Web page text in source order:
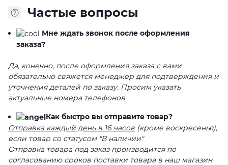
Частые вопросы
Мне ждать звонок после оформления
заказа?
Да, конечно, после оформления заказа с вами
обязательно свяжется менеджер для подтверждения и
уточнения деталей по заказу. Просим указать
актуальные номера телефонов
Как быстро вы отправите товар?
Отправка каждый день в 16 часов (кроме воскресенья),
если товар со статусом "В наличии"
Отправка товара под заказ производится по
согласованию сроков поставки товара в наш магазин